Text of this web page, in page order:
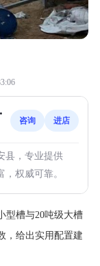
咨询 进店
县，专业提供
权威可靠。
型槽与20吨级大槽
，给出实用配置建